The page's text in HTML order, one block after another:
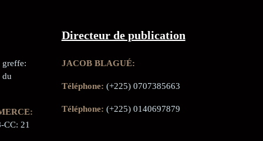
greffe:
du
CC: 21
Directeur de publication
JACOB BLAGUÉ:
Téléphone: (+225) 0707385663
Téléphone: (+225) 0140697879